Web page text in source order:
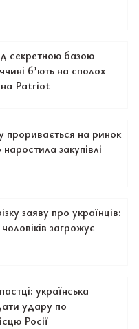
секретною базою
б’ють на сполох
на Patriot
проривається на ринок
закупівлі
заяву про українців:
загрожує
українська
удару по
Росії